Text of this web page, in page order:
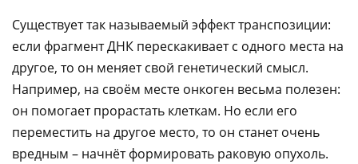
Существует так называемый эффект транспозиции:
если фрагмент ДНК перескакивает с одного места на
другое, то он меняет свой генетический смысл.
Например, на своём месте онкоген весьма полезен:
он помогает прорастать клеткам. Но если его
переместить на другое место, то он станет очень
вредным – начнёт формировать раковую опухоль.